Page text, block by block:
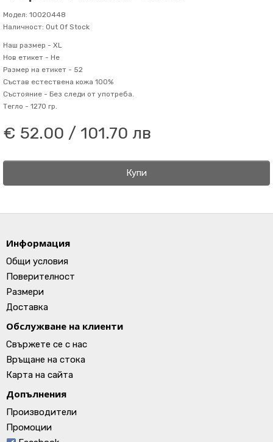
Модел: 10020448
Наличност: Out Of Stock
Наш размер - XL
Нов етикет - Не
Размер на етикет - 52
Състав естествена кожа 100%
Състояние - Без следи от употреба.
Тегло - 1270 гр.
€ 52.00 / 101.70 лв
Купи
Информация
Общи условия
Поверителност
Размери
Доставка
Обслужване на клиенти
Свържете се с нас
Връщане на стока
Карта на сайта
Допълнения
Производители
Промоции